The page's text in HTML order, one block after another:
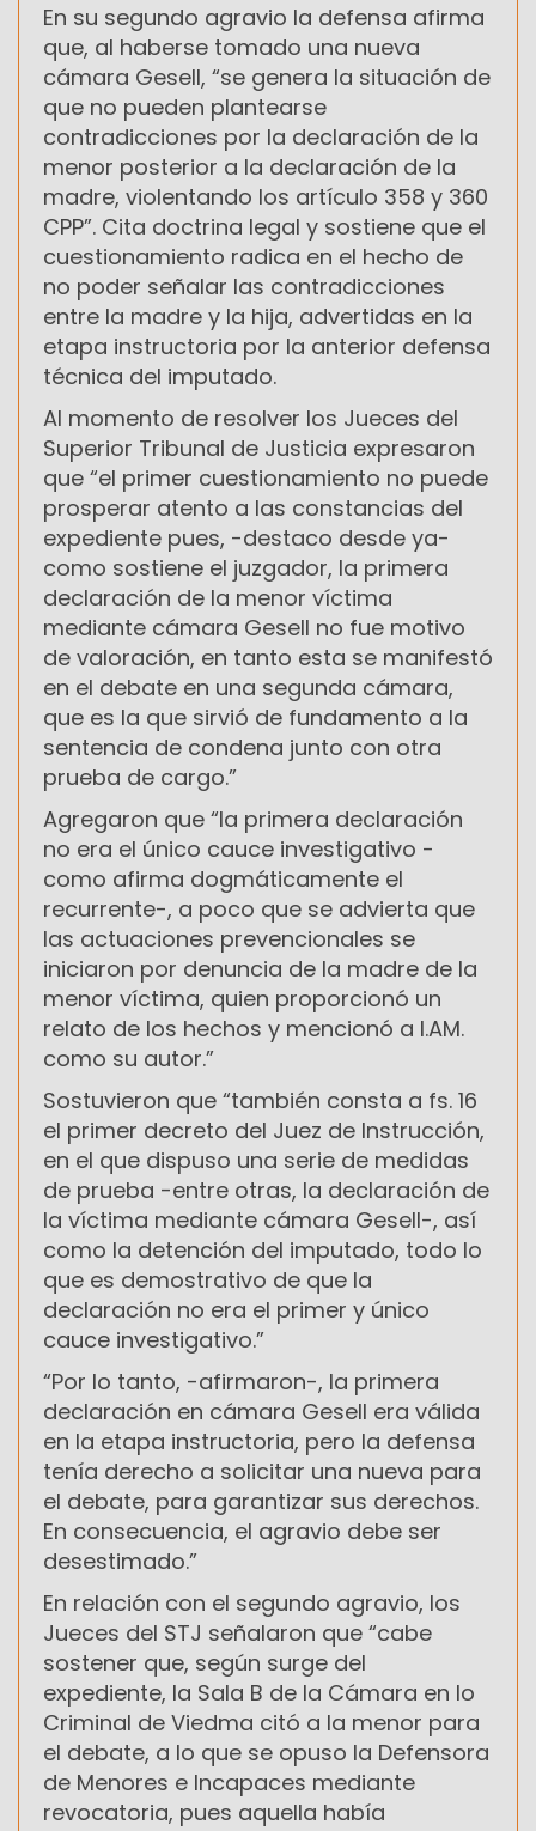
En su segundo agravio la defensa afirma
que, al haberse tomado una nueva
cámara Gesell, “se genera la situación de
que no pueden plantearse
contradicciones por la declaración de la
menor posterior a la declaración de la
madre, violentando los artículo 358 y 360
CPP”. Cita doctrina legal y sostiene que el
cuestionamiento radica en el hecho de
no poder señalar las contradicciones
entre la madre y la hija, advertidas en la
etapa instructoria por la anterior defensa
técnica del imputado.
Al momento de resolver los Jueces del
Superior Tribunal de Justicia expresaron
que “el primer cuestionamiento no puede
prosperar atento a las constancias del
expediente pues, -destaco desde ya-
como sostiene el juzgador, la primera
declaración de la menor víctima
mediante cámara Gesell no fue motivo
de valoración, en tanto esta se manifestó
en el debate en una segunda cámara,
que es la que sirvió de fundamento a la
sentencia de condena junto con otra
prueba de cargo.”
Agregaron que “la primera declaración
no era el único cauce investigativo -
como afirma dogmáticamente el
recurrente-, a poco que se advierta que
las actuaciones prevencionales se
iniciaron por denuncia de la madre de la
menor víctima, quien proporcionó un
relato de los hechos y mencionó a I.AM.
como su autor.”
Sostuvieron que “también consta a fs. 16
el primer decreto del Juez de Instrucción,
en el que dispuso una serie de medidas
de prueba -entre otras, la declaración de
la víctima mediante cámara Gesell-, así
como la detención del imputado, todo lo
que es demostrativo de que la
declaración no era el primer y único
cauce investigativo.”
“Por lo tanto, -afirmaron-, la primera
declaración en cámara Gesell era válida
en la etapa instructoria, pero la defensa
tenía derecho a solicitar una nueva para
el debate, para garantizar sus derechos.
En consecuencia, el agravio debe ser
desestimado.”
En relación con el segundo agravio, los
Jueces del STJ señalaron que “cabe
sostener que, según surge del
expediente, la Sala B de la Cámara en lo
Criminal de Viedma citó a la menor para
el debate, a lo que se opuso la Defensora
de Menores e Incapaces mediante
revocatoria, pues aquella había